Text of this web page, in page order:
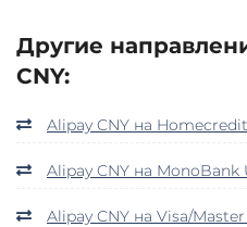
Другие
CNY:
Alipay CNY на
Alipay CNY на MonoBank
Alipay CNY на Visa/